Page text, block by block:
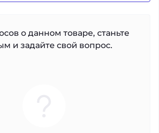
о данном товаре, станьте
и задайте свой вопрос.